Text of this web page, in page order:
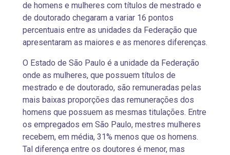
de homens e mulheres com títulos de mestrado e
de doutorado chegaram a variar 16 pontos
percentuais entre as unidades da Federação que
apresentaram as maiores e as menores diferenças.
O Estado de São Paulo é a unidade da Federação
onde as mulheres, que possuem títulos de
mestrado e de doutorado, são remuneradas pelas
mais baixas proporções das remunerações dos
homens que possuem as mesmas titulações. Entre
os empregados em São Paulo, mestres mulheres
recebem, em média, 31% menos que os homens.
Tal diferença entre os doutores é menor, mas